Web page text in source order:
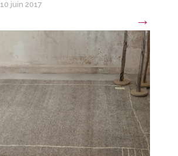
10 juin 2017
→